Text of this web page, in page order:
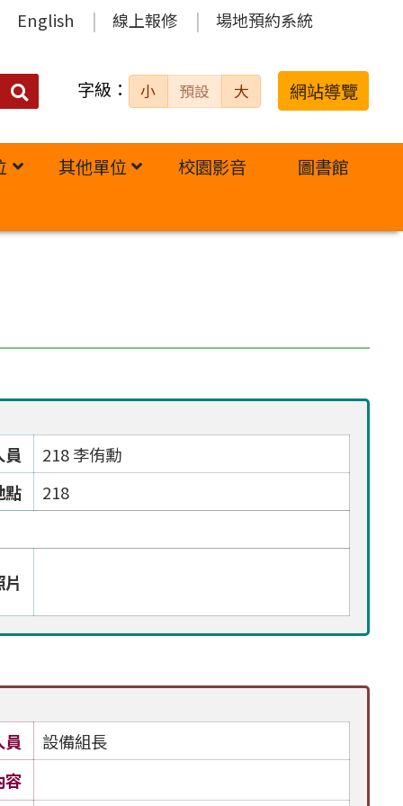
English 線上報修 場地預約系統
搜
字級： 小 預設 大 網站導覽
其他單位 校園影音 圖書館
員
218 李侑勳
點
218
設備組長
容